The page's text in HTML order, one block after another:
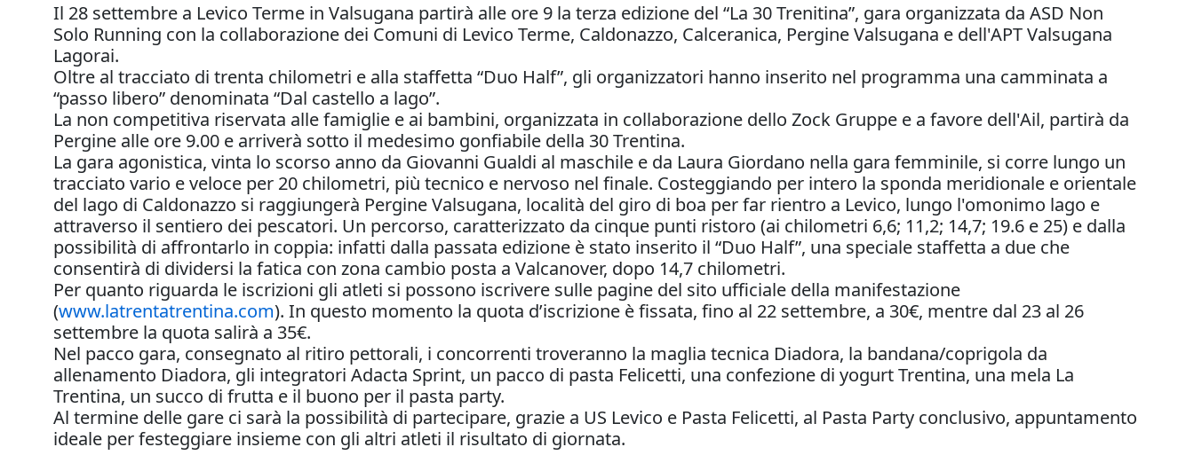
Il 28 settembre a Levico Terme in Valsugana partirà alle ore 9 la terza edizione del “La 30 Trenitina”, gara organizzata da ASD Non
Solo Running con la collaborazione dei Comuni di Levico Terme, Caldonazzo, Calceranica, Pergine Valsugana e dell'APT Valsugana
Lagorai.
Oltre al tracciato di trenta chilometri e alla staffetta “Duo Half”, gli organizzatori hanno inserito nel programma una camminata a
“passo libero” denominata “Dal castello a lago”.
La non competitiva riservata alle famiglie e ai bambini, organizzata in collaborazione dello Zock Gruppe e a favore dell'Ail, partirà da
Pergine alle ore 9.00 e arriverà sotto il medesimo gonfiabile della 30 Trentina.
La gara agonistica, vinta lo scorso anno da Giovanni Gualdi al maschile e da Laura Giordano nella gara femminile, si corre lungo un
tracciato vario e veloce per 20 chilometri, più tecnico e nervoso nel finale. Costeggiando per intero la sponda meridionale e orientale
del lago di Caldonazzo si raggiungerà Pergine Valsugana, località del giro di boa per far rientro a Levico, lungo l'omonimo lago e
attraverso il sentiero dei pescatori. Un percorso, caratterizzato da cinque punti ristoro (ai chilometri 6,6; 11,2; 14,7; 19.6 e 25) e dalla
possibilità di affrontarlo in coppia: infatti dalla passata edizione è stato inserito il “Duo Half”, una speciale staffetta a due che
consentirà di dividersi la fatica con zona cambio posta a Valcanover, dopo 14,7 chilometri.
Per quanto riguarda le iscrizioni gli atleti si possono iscrivere sulle pagine del sito ufficiale della manifestazione
(www.latrentatrentina.com). In questo momento la quota d’iscrizione è fissata, fino al 22 settembre, a 30€, mentre dal 23 al 26
settembre la quota salirà a 35€.
Nel pacco gara, consegnato al ritiro pettorali, i concorrenti troveranno la maglia tecnica Diadora, la bandana/coprigola da
allenamento Diadora, gli integratori Adacta Sprint, un pacco di pasta Felicetti, una confezione di yogurt Trentina, una mela La
Trentina, un succo di frutta e il buono per il pasta party.
Al termine delle gare ci sarà la possibilità di partecipare, grazie a US Levico e Pasta Felicetti, al Pasta Party conclusivo, appuntamento
ideale per festeggiare insieme con gli altri atleti il risultato di giornata.